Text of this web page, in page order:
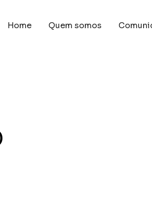
Home Quem somos